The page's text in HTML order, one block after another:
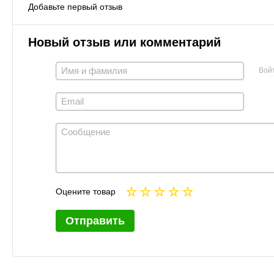
Добавьте первый отзыв
Новый отзыв или комментарий
Оцените товар
Отправить